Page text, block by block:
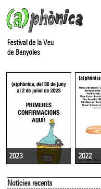
Festival de la Veu
de Banyoles
2023 2022
Notícies recents